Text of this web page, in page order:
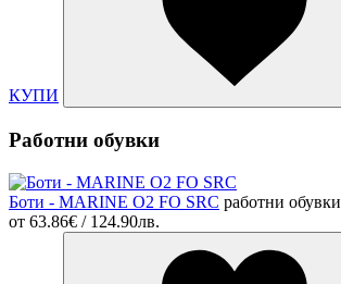
КУПИ
Работни обувки
Боти - MARINE O2 FO SRC работни обувки
от 63.86€ / 124.90лв.